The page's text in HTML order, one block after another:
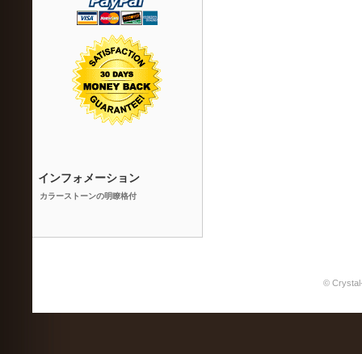
インフォメーション
カラーストーンの明瞭格付
©